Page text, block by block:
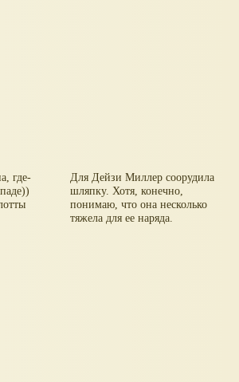
где-
Для Дейзи Миллер соорудила
шляпку. Хотя, конечно,
понимаю, что она несколько
тяжела для ее наряда.